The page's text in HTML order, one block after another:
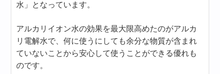
水」となっています。
アルカリイオン水の効果を最大限高めたのがアルカ
リ電解水で、何に使うにしても余分な物質が含まれ
ていないことから安心して使うことができる優れも
のです。